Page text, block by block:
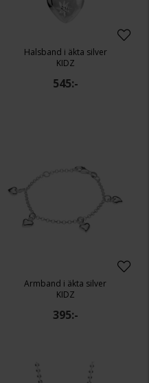
Halsband i äkta silver
KIDZ
545:-
Armband i äkta silver
KIDZ
395:-